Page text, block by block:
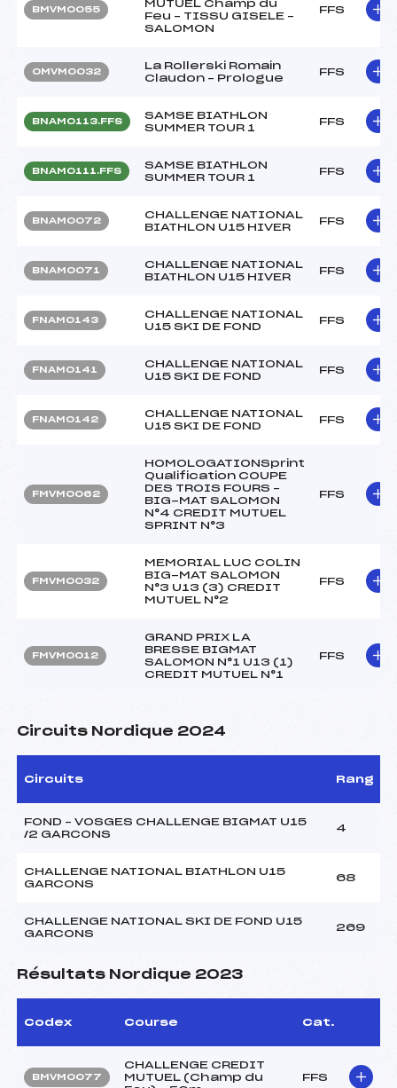
BMVM0055
MUTUEL Champ du
Feu – TISSU GISELE –
SALOMON
FFS
OMVM0032
La Rollerski Romain
Claudon – Prologue
FFS
BNAM0113.FFS
SAMSE BIATHLON
SUMMER TOUR 1
FFS
BNAM0111.FFS
SAMSE BIATHLON
SUMMER TOUR 1
FFS
BNAM0072
CHALLENGE NATIONAL
BIATHLON U15 HIVER
FFS
BNAM0071
CHALLENGE NATIONAL
BIATHLON U15 HIVER
FFS
FNAM0143
CHALLENGE NATIONAL
U15 SKI DE FOND
FFS
FNAM0141
CHALLENGE NATIONAL
U15 SKI DE FOND
FFS
FNAM0142
CHALLENGE NATIONAL
U15 SKI DE FOND
FFS
FMVM0062
HOMOLOGATIONSprint
Qualification COUPE
DES TROIS FOURS –
BIG-MAT SALOMON
N°4 CREDIT MUTUEL
SPRINT N°3
FFS
FMVM0032
MEMORIAL LUC COLIN
BIG-MAT SALOMON
N°3 U13 (3) CREDIT
MUTUEL N°2
FFS
FMVM0012
GRAND PRIX LA
BRESSE BIGMAT
SALOMON N°1 U13 (1)
CREDIT MUTUEL N°1
FFS
Circuits Nordique 2024
Circuits Rang
FOND – VOSGES CHALLENGE BIGMAT U15
/2 GARCONS
4
CHALLENGE NATIONAL BIATHLON U15
GARCONS
68
CHALLENGE NATIONAL SKI DE FOND U15
GARCONS
269
Résultats Nordique 2023
Codex Course Cat.
BMVM0077
CHALLENGE CREDIT
MUTUEL (Champ du
FFS